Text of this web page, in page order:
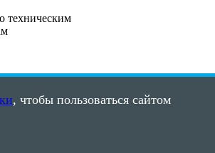
, чтобы пользоваться сайтом
техническим